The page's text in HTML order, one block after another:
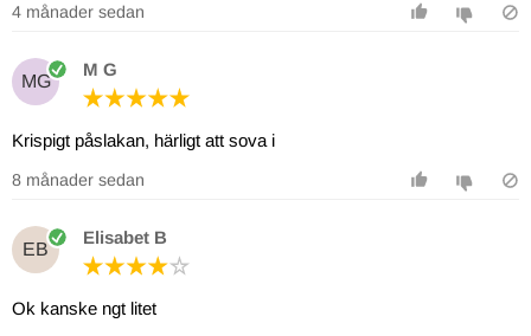
4 månader sedan
MG
M G
Krispigt påslakan, härligt att sova i
8 månader sedan
EB
Elisabet B
Ok kanske ngt litet